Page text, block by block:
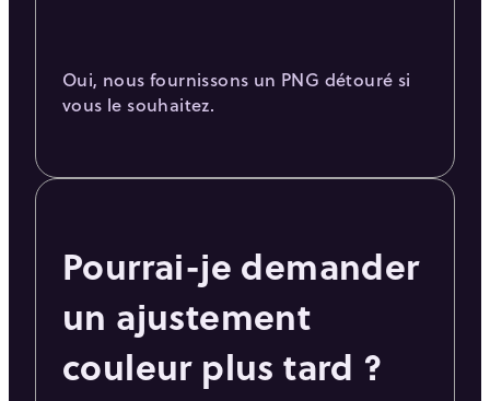
Oui, nous fournissons un PNG détouré si
vous le souhaitez.
Pourrai-je demander
un ajustement
couleur plus tard ?